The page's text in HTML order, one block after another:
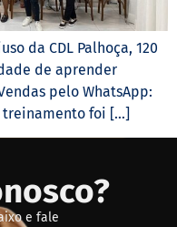
da CDL Palhoça, 120
de aprender
pelo WhatsApp:
treinamento foi […]
e fale